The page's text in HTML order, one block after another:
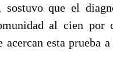
que el
al cien por
esta prueba